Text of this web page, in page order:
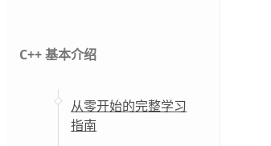
C++ 基本介绍
从零开始的完整学习
指南